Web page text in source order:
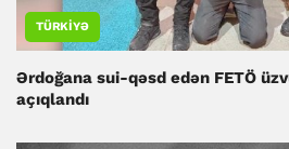
TÜRKIYƏ
Ərdoğana sui-qəsd edən FETÖ
açıqlandı